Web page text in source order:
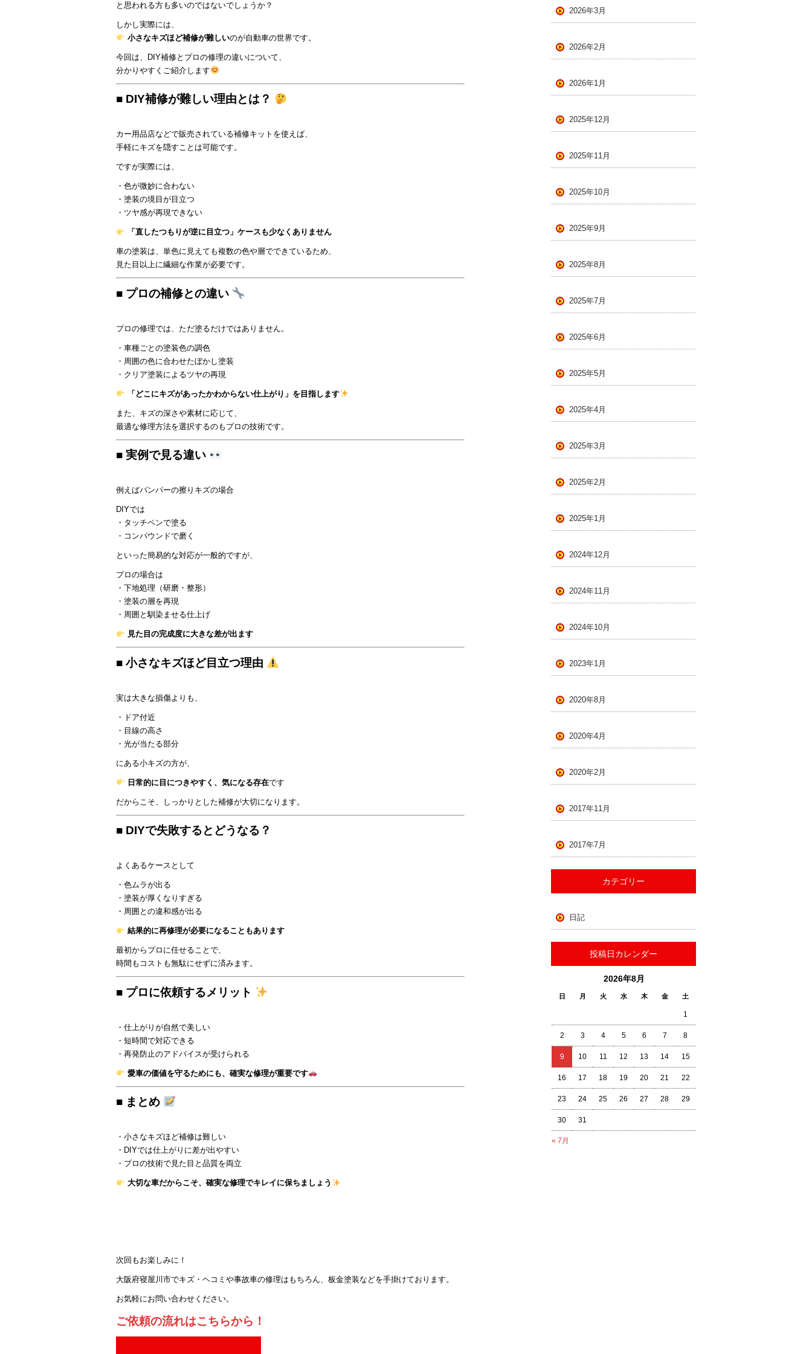
と思われる方も多いのではないでしょうか？
しかし実際には、
小さなキズほど補修が難しいのが自動車の世界です。
今回は、DIY補修とプロの修理の違いについて、
分かりやすくご紹介します
■ DIY補修が難しい理由とは？
カー用品店などで販売されている補修キットを使えば、
手軽にキズを隠すことは可能です。
ですが実際には、
・色が微妙に合わない
・塗装の境目が目立つ
・ツヤ感が再現できない
「直したつもりが逆に目立つ」ケースも少なくありません
車の塗装は、単色に見えても複数の色や層でできているため、
見た目以上に繊細な作業が必要です。
■ プロの補修との違い
プロの修理では、ただ塗るだけではありません。
・車種ごとの塗装色の調色
・周囲の色に合わせたぼかし塗装
・クリア塗装によるツヤの再現
「どこにキズがあったかわからない仕上がり」を目指します
また、キズの深さや素材に応じて、
最適な修理方法を選択するのもプロの技術です。
■ 実例で見る違い
例えばバンパーの擦りキズの場合
DIYでは
・タッチペンで塗る
・コンパウンドで磨く
といった簡易的な対応が一般的ですが、
プロの場合は
・下地処理（研磨・整形）
・塗装の層を再現
・周囲と馴染ませる仕上げ
見た目の完成度に大きな差が出ます
■ 小さなキズほど目立つ理由
実は大きな損傷よりも、
・ドア付近
・目線の高さ
・光が当たる部分
にある小キズの方が、
日常的に目につきやすく、気になる存在です
だからこそ、しっかりとした補修が大切になります。
■ DIYで失敗するとどうなる？
よくあるケースとして
・色ムラが出る
・塗装が厚くなりすぎる
・周囲との違和感が出る
結果的に再修理が必要になることもあります
最初からプロに任せることで、
時間もコストも無駄にせずに済みます。
■ プロに依頼するメリット
・仕上がりが自然で美しい
・短時間で対応できる
・再発防止のアドバイスが受けられる
愛車の価値を守るためにも、確実な修理が重要です
■ まとめ
・小さなキズほど補修は難しい
・DIYでは仕上がりに差が出やすい
・プロの技術で見た目と品質を両立
大切な車だからこそ、確実な修理でキレイに保ちましょう
次回もお楽しみに！
大阪府寝屋川市でキズ・ヘコミや事故車の修理はもちろん、板金塗装などを手掛けております。
お気軽にお問い合わせください。
ご依頼の流れはこちらから！
2026年3月
2026年2月
2026年1月
2025年12月
2025年11月
2025年10月
2025年9月
2025年8月
2025年7月
2025年6月
2025年5月
2025年4月
2025年3月
2025年2月
2025年1月
2024年12月
2024年11月
2024年10月
2023年1月
2020年8月
2020年4月
2020年2月
2017年11月
2017年7月
カテゴリー
日記
投稿日カレンダー
2026年8月
日 月 火 水 木 金 土
« 7月
1
2 3 4 5 6 7 8
9 10 11 12 13 14 15
16 17 18 19 20 21 22
23 24 25 26 27 28 29
30 31